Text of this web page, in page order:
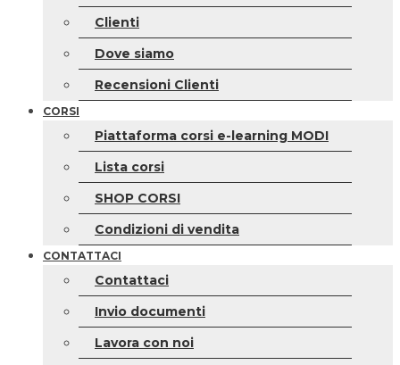
Clienti
Dove siamo
Recensioni Clienti
CORSI
Piattaforma corsi e-learning MODI
Lista corsi
SHOP CORSI
Condizioni di vendita
CONTATTACI
Contattaci
Invio documenti
Lavora con noi